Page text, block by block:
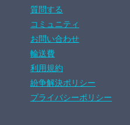
質問する
コミュニティ
お問い合わせ
輸送費
利用規約
紛争解決ポリシー
プライバシーポリシー